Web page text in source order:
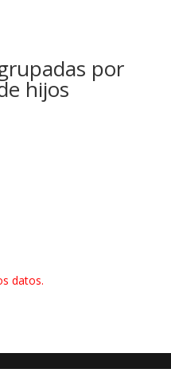
por
hijos
datos.